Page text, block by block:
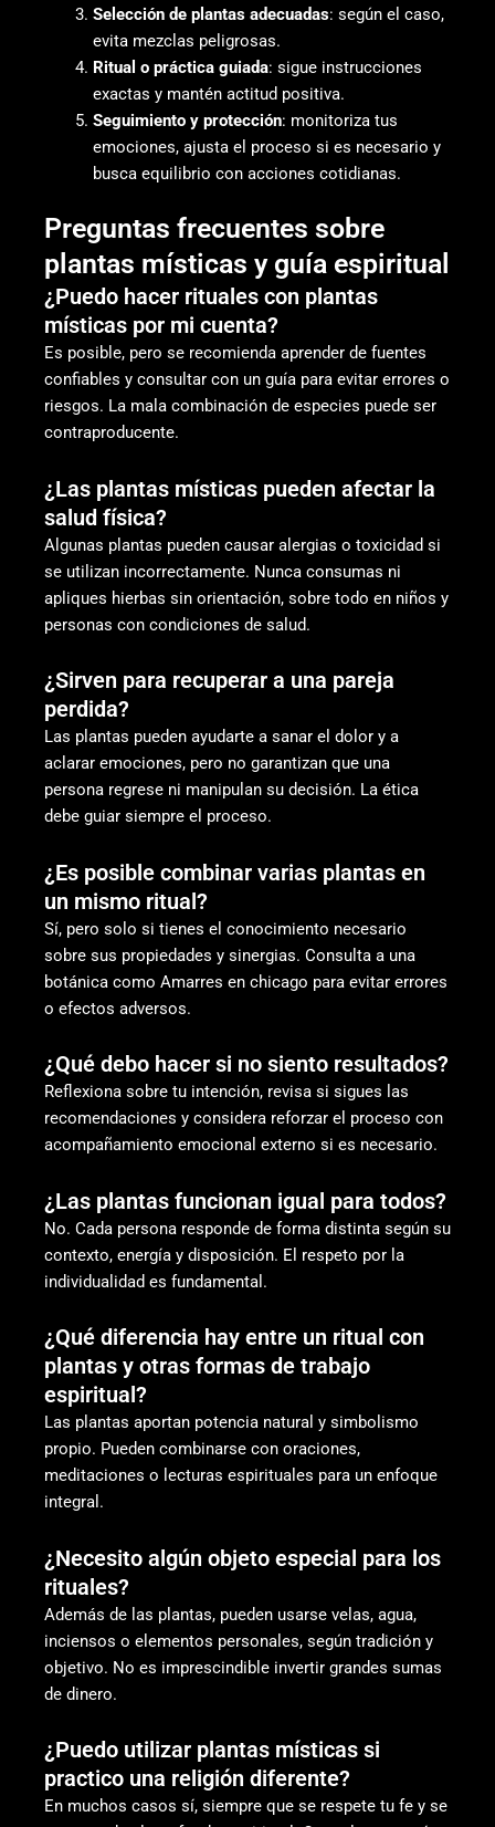
Selección de plantas adecuadas: según el caso,
evita mezclas peligrosas.
Ritual o práctica guiada: sigue instrucciones
exactas y mantén actitud positiva.
Seguimiento y protección: monitoriza tus
emociones, ajusta el proceso si es necesario y
busca equilibrio con acciones cotidianas.
Preguntas frecuentes sobre
plantas místicas y guía espiritual
¿Puedo hacer rituales con plantas
místicas por mi cuenta?
Es posible, pero se recomienda aprender de fuentes
confiables y consultar con un guía para evitar errores o
riesgos. La mala combinación de especies puede ser
contraproducente.
¿Las plantas místicas pueden afectar la
salud física?
Algunas plantas pueden causar alergias o toxicidad si
se utilizan incorrectamente. Nunca consumas ni
apliques hierbas sin orientación, sobre todo en niños y
personas con condiciones de salud.
¿Sirven para recuperar a una pareja
perdida?
Las plantas pueden ayudarte a sanar el dolor y a
aclarar emociones, pero no garantizan que una
persona regrese ni manipulan su decisión. La ética
debe guiar siempre el proceso.
¿Es posible combinar varias plantas en
un mismo ritual?
Sí, pero solo si tienes el conocimiento necesario
sobre sus propiedades y sinergias. Consulta a una
botánica como Amarres en chicago para evitar errores
o efectos adversos.
¿Qué debo hacer si no siento resultados?
Reflexiona sobre tu intención, revisa si sigues las
recomendaciones y considera reforzar el proceso con
acompañamiento emocional externo si es necesario.
¿Las plantas funcionan igual para todos?
No. Cada persona responde de forma distinta según su
contexto, energía y disposición. El respeto por la
individualidad es fundamental.
¿Qué diferencia hay entre un ritual con
plantas y otras formas de trabajo
espiritual?
Las plantas aportan potencia natural y simbolismo
propio. Pueden combinarse con oraciones,
meditaciones o lecturas espirituales para un enfoque
integral.
¿Necesito algún objeto especial para los
rituales?
Además de las plantas, pueden usarse velas, agua,
inciensos o elementos personales, según tradición y
objetivo. No es imprescindible invertir grandes sumas
de dinero.
¿Puedo utilizar plantas místicas si
practico una religión diferente?
En muchos casos sí, siempre que se respete tu fe y se